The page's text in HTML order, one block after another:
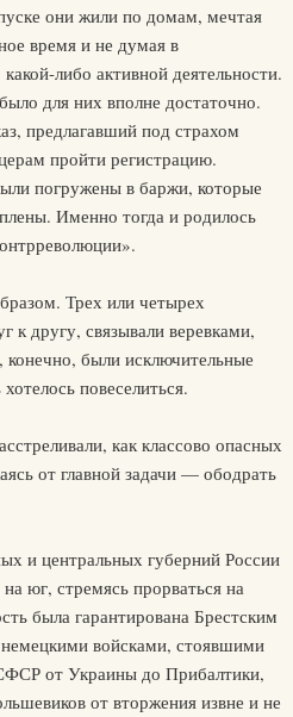
они жили по домам, мечтая
время и не думая в
либо активной деятельности.
для них вполне достаточно.
предлагавший под страхом
пройти регистрацию.
погружены в баржи, которые
Именно тогда и родилось
Трех или четырех
к другу, связывали веревками,
были исключительные
повеселиться.
как классово опасных
от главной задачи — ободрать
и центральных губерний России
юг, стремясь прорваться на
была гарантирована Брестским
войсками, стоявшими
от Украины до Прибалтики,
от вторжения извне и не